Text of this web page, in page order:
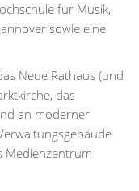
für Musik,
sowie eine
Neue Rathaus (und
das
an moderner
Medienzentrum